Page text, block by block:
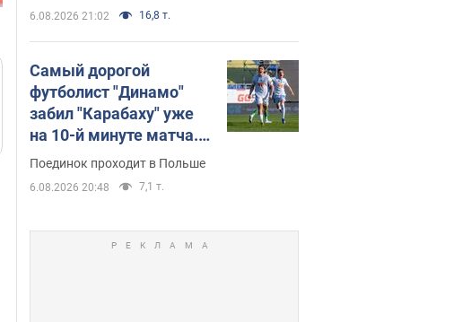
6.08.2026 21:02 16,8 т.
Самый дорогой
футболист "Динамо"
забил "Карабаху" уже
на 10-й минуте матча.
Видео
Поединок проходит в Польше
6.08.2026 20:48 7,1 т.